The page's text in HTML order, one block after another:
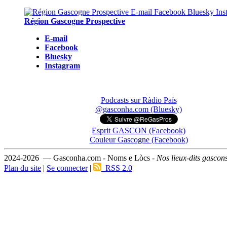
Région Gascogne Prospective
E-mail
Facebook
Bluesky
Instagram
Podcasts sur Ràdio País
@gasconha.com (Bluesky)
Esprit GASCON (Facebook)
Couleur Gascogne (Facebook)
2024-2026 — Gasconha.com - Noms e Lòcs - Nos lieux-dits
Plan du site | Se connecter| RSS 2.0